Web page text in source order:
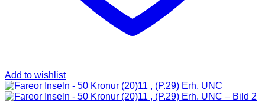
Add to wishlist